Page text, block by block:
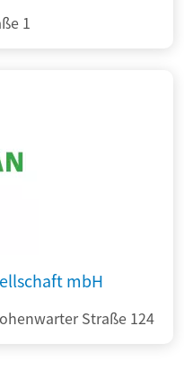
1
mbH
Straße 124